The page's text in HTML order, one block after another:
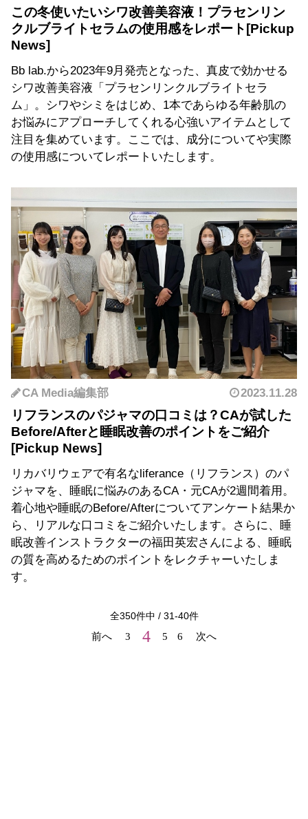
この冬使いたいシワ改善美容液！プラセンリン
クルブライトセラムの使用感をレポート
Bb lab.から2023年9月発売となった、真皮で効かせる
シワ改善美容液「プラセンリンクルブライトセラ
ム」。シワやシミをはじめ、1本であらゆる年齢肌の
お悩みにアプローチしてくれる心強いアイテムとして
注目を集めています。ここでは、成分についてや実際
の使用感についてレポートいたします。
CA Media編集部 2023.11.28
リフランスのパジャマの口コミは？CAが試した
Before/Afterと睡眠改善のポイントをご紹介
リカバリウェアで有名なliferance（リフランス）のパ
ジャマを、睡眠に悩みのあるCA・元CAが2週間着用。
着心地や睡眠のBefore/Afterについてアンケート結果か
ら、リアルな口コミをご紹介いたします。さらに、睡
眠改善インストラクターの福田英宏さんによる、睡眠
の質を高めるためのポイントをレクチャーいたしま
す。
全350件中 / 31-40件
前へ
3 4 5 6 次へ